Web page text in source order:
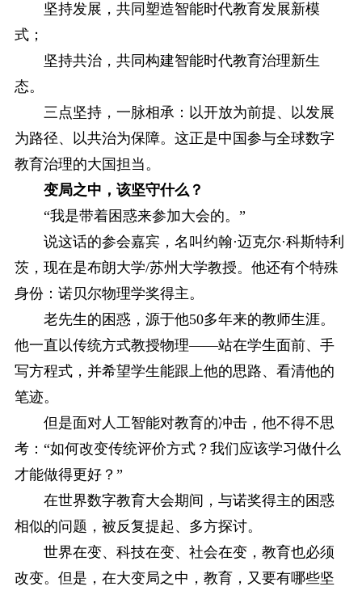
坚持发展，共同塑造智能时代教育发展新模
式；
坚持共治，共同构建智能时代教育治理新生
态。
三点坚持，一脉相承：以开放为前提、以发展
为路径、以共治为保障。这正是中国参与全球数字
教育治理的大国担当。
变局之中，该坚守什么？
“我是带着困惑来参加大会的。”
说这话的参会嘉宾，名叫约翰·迈克尔·科斯特利
茨，现在是布朗大学/苏州大学教授。他还有个特殊
身份：诺贝尔物理学奖得主。
老先生的困惑，源于他50多年来的教师生涯。
他一直以传统方式教授物理——站在学生面前、手
写方程式，并希望学生能跟上他的思路、看清他的
笔迹。
但是面对人工智能对教育的冲击，他不得不思
考：“如何改变传统评价方式？我们应该学习做什么
才能做得更好？”
在世界数字教育大会期间，与诺奖得主的困惑
相似的问题，被反复提起、多方探讨。
世界在变、科技在变、社会在变，教育也必须
改变。但是，在大变局之中，教育，又要有哪些坚